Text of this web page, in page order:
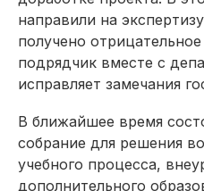
направили на
получено
подрядчик вместе с
исправляет замечания
В ближайшее время
собрание для решения
учебного процесса,
дополнительного